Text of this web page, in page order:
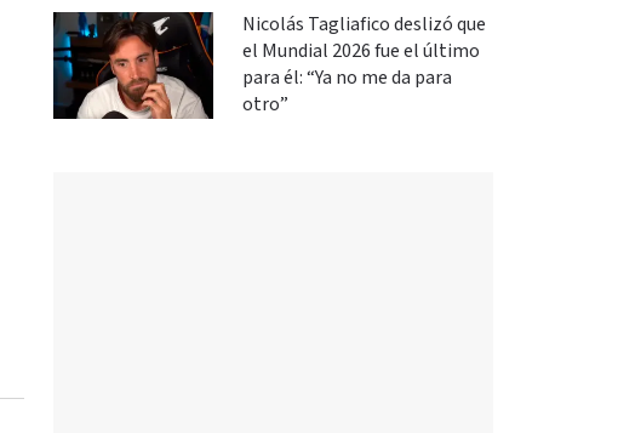
Nicolás Tagliafico deslizó que
el Mundial 2026 fue el último
para él: “Ya no me da para
otro”